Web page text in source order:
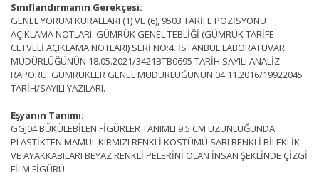
Sınıflandırmanın Gerekçesi:
GENEL YORUM KURALLARI (1) VE (6), 9503 TARİFE POZİSYONU
AÇIKLAMA NOTLARI. GÜMRÜK GENEL TEBLİĞİ (GÜMRÜK TARİFE
CETVELİ AÇIKLAMA NOTLARI) SERİ NO:4. İSTANBUL LABORATUVAR
MÜDÜRLÜĞÜNÜN 18.05.2021/3421BTB0695 TARİH SAYILI ANALİZ
RAPORU. GÜMRÜKLER GENEL MÜDÜRLÜĞÜNÜN 04.11.2016/19922045
TARİH/SAYILI YAZILARI.
Eşyanın Tanımı:
GGJ04 BÜKÜLEBİLEN FİGÜRLER TANIMLI 9,5 CM UZUNLUĞUNDA
PLASTİKTEN MAMUL KIRMIZI RENKLİ KOSTÜMÜ SARI RENKLİ BİLEKLİK
VE AYAKKABILARI BEYAZ RENKLİ PELERİNİ OLAN İNSAN ŞEKLİNDE ÇİZGİ
FİLM FİGÜRÜ.